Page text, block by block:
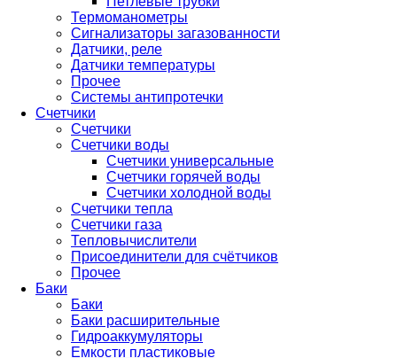
Термоманометры
Сигнализаторы загазованности
Датчики, реле
Датчики температуры
Прочее
Системы антипротечки
Счетчики
Счетчики
Счетчики воды
Счетчики универсальные
Счетчики горячей воды
Счетчики холодной воды
Счетчики тепла
Счетчики газа
Тепловычислители
Присоединители для счётчиков
Прочее
Баки
Баки
Баки расширительные
Гидроаккумуляторы
Емкости пластиковые